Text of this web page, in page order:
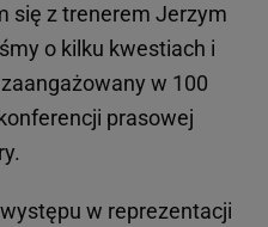
się z trenerem Jerzym
o kilku kwestiach i
w 100
prasowej
w reprezentacji